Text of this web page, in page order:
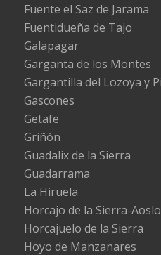
Fuente el Saz de Jarama
Fuentidueña de Tajo
Galapagar
Garganta de los Montes
Gargantilla del Lozoya y
Gascones
Getafe
Griñón
Guadalix de la Sierra
Guadarrama
La Hiruela
Horcajo de la Sierra-
Horcajuelo de la Sierra
Hoyo de Manzanares